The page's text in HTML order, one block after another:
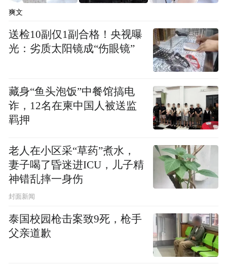
物资分发至黄石爱康医院、黄石有色医院、黄石
下陆区新型冠状病毒感染的肺炎疫情防控指挥部等
防疫一线机构（图片来源：凤凰网佛教）
00:00
从解放军战士除夕夜星夜驰援，到各地医疗
救助队陆续抵达，疫情防控阻击战打响以
来，武汉市是全国上下全力支援的目标。
爽文
送检10副仅1副合格！央视曝
光：劣质太阳镜成“伤眼镜”
藏身“鱼头泡饭”中餐馆搞电
诈，12名在柬中国人被送监
羁押
老人在小区采“草药”煮水，
妻子喝了昏迷进ICU，儿子精
神错乱摔一身伤
封面新闻
泰国校园枪击案致9死，枪手
父亲道歉